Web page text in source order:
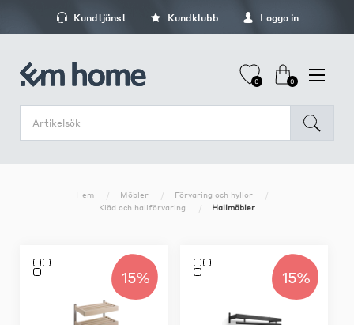
Kundtjänst Kundklubb Logga in
0 0
Hem Möbler
Förvaring och hyllor
Kläd och hallförvaring
Hallmöbler
15% 15%